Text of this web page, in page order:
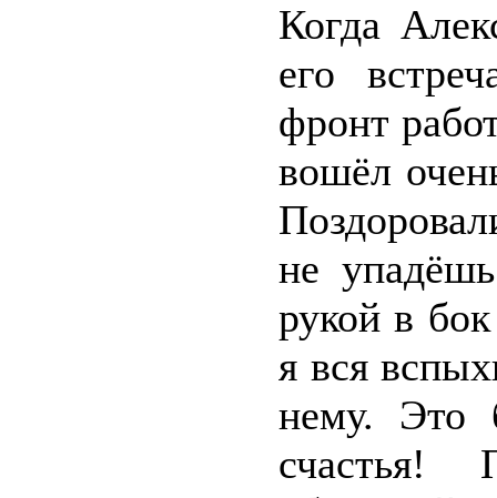
Когда
его
фронт
вошёл
не
рукой в
я вся
нему. Это
счастья!